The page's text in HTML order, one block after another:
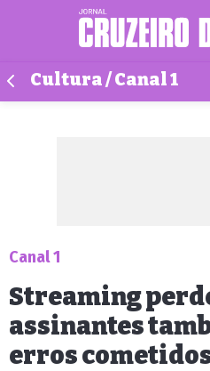
Cultura / Canal 1
Canal 1
Streaming
assinantes
erros